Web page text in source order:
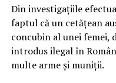
Din investigațiile
faptul că un cetățean
concubin al unei femei,
introdus ilegal în
multe arme și muniții.